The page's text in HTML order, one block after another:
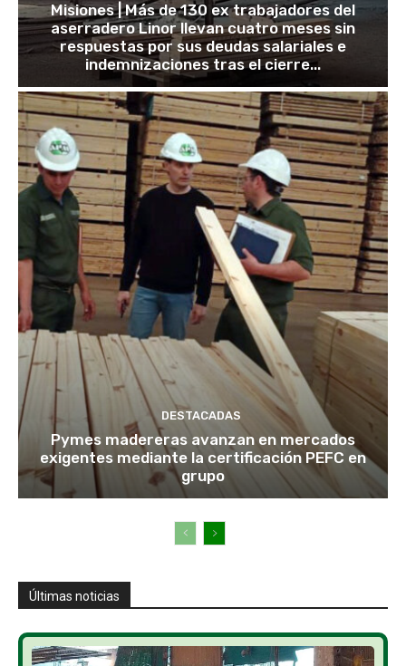
Misiones | Más de 130 ex trabajadores del
aserradero Linor llevan cuatro meses sin
respuestas por sus deudas salariales e
indemnizaciones tras el cierre...
DESTACADAS
Pymes madereras avanzan en mercados
exigentes mediante la certificación PEFC en
grupo
Últimas noticias